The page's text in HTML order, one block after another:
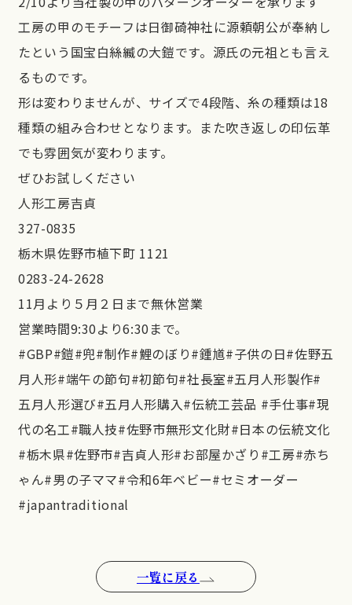
工房の甲のモチーフは日御碕神社に源頼朝公が奉納し
たという国宝白絲縅の大鎧です。源氏の元祖とも言え
るものです。
形は変わりませんが、サイズで4段階、糸の種類は18
種類の組み合わせとなります。また吹き返しの印伝革
でも雰囲気が変わります。
ぜひお試しください
人形工房吉貞
327-0835
栃木県佐野市植下町 1121
0283-24-2628
11月より５月２日まで無休営業
営業時間9:30より6:30まで。
#GBP#鎧#兜#制作#鯉のぼり#鍾馗#子供の日#佐野五
月人形#端午の節句#初節句#社長室#五月人形製作#
五月人形選び#五月人形購入#伝統工芸品 #手仕事#現
代の名工#職人技#佐野市無形文化財#日本の伝統文化
#栃木県#佐野市#吉貞人形#お部屋かざり#工房#赤ち
ゃん#男の子ママ#令和6年ベビー#セミオーダー
#japantraditional
一覧に戻る